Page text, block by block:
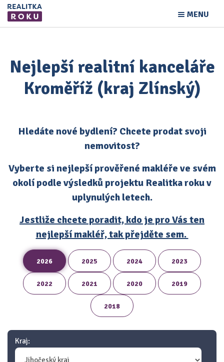
MENU
Nejlepší realitní kanceláře
Kroměříž (kraj Zlínský)
Hledáte nové bydlení? Chcete prodat svoji
nemovitost?
Vyberte si nejlepší prověřené makléře ve svém
okolí podle výsledků projektu Realitka roku v
uplynulých letech.
Jestliže chcete poradit, kdo je pro Vás ten
nejlepší makléř, tak přejděte sem.
2026 2025 2024 2023
2022 2021 2020 2019
2018
Kraj: